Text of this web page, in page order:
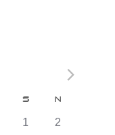
S N
0
1
0
2